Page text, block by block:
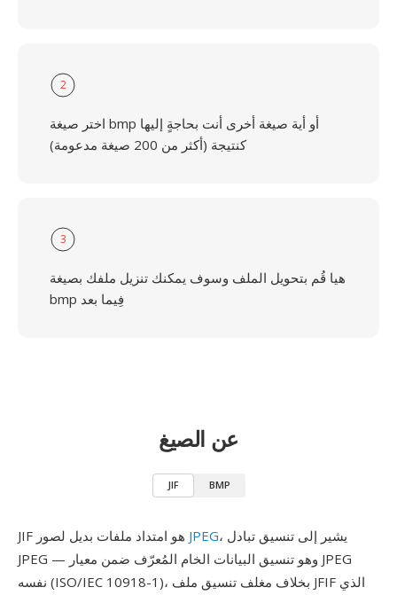
2
اختر صيغة bmp أو أية صيغة أخرى أنت بحاجةٍ إليها
كنتيجة (أكثر من 200 صيغة مدعومة)
3
هيا قُم بتحويل الملف وسوف يمكنك تنزيل ملفك بصيغة
bmp فِيما بعد
عن الصيغ
JIF BMP
JPEG، يشير إلى تنسيق تبادل
JPEG — وهو تنسيق البيانات الخام المُعرّف ضمن معيار JPEG
نفسه (ISO/IEC 10918-1)، بخلاف مغلف تنسيق ملف JFIF الذي